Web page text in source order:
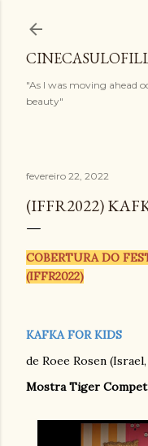
"As I was moving ahead
beauty"
fevereiro 22, 2022
(IFFR2022)
COBERTURA DO
(IFFR2022)
KAFKA FOR KIDS
de Roee Rosen
Mostra Tiger